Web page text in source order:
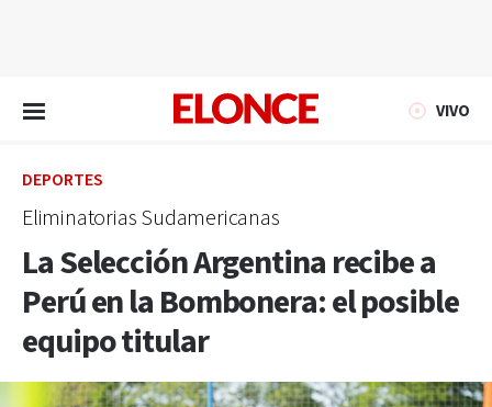
VIVO
DEPORTES
Eliminatorias Sudamericanas
La Selección Argentina recibe a
Perú en la Bombonera: el posible
equipo titular